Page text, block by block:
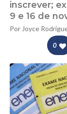
inscrever;
9 e 16 de
PorJoyce
0